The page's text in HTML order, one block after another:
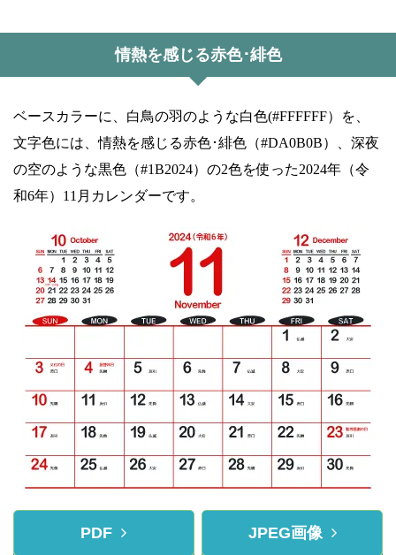
情熱を感じる赤色･緋色
ベースカラーに、白鳥の羽のような白色(#FFFFFF）を、
文字色には、情熱を感じる赤色･緋色（#DA0B0B）、深夜
の空のような黒色（#1B2024）の2色を使った2024年（令
和6年）11月カレンダーです。
PDF JPEG画像